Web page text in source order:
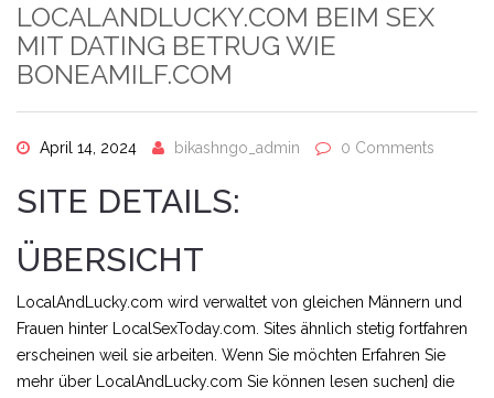
LOCALANDLUCKY.COM BEIM SEX
MIT DATING BETRUG WIE
BONEAMILF.COM
April 14, 2024 bikashngo_admin 0 Comments
SITE DETAILS:
ÜBERSICHT
LocalAndLucky.com wird verwaltet von gleichen Männern und
Frauen hinter LocalSexToday.com. Sites ähnlich stetig fortfahren
erscheinen weil sie arbeiten. Wenn Sie möchten Erfahren Sie
mehr über LocalAndLucky.com Sie können lesen suchen} die